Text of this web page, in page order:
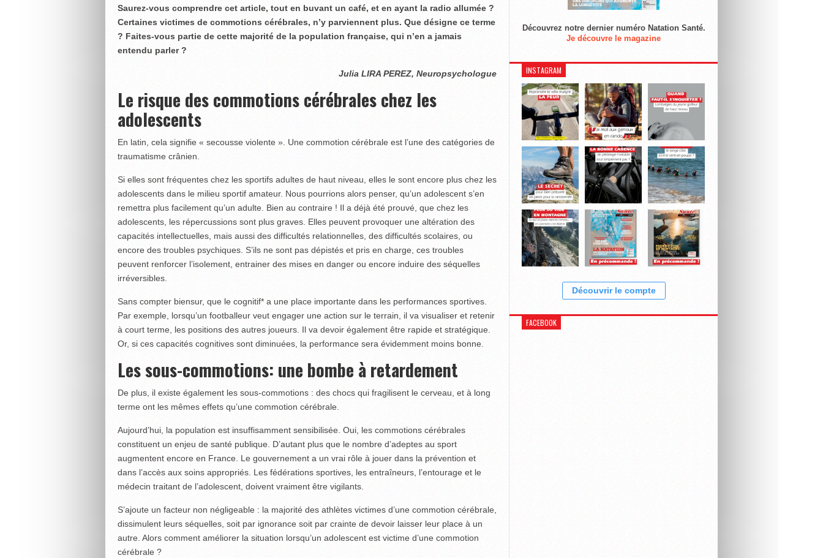
Saurez-vous comprendre cet article, tout en buvant un café, et en ayant la radio allumée ?
Certaines victimes de commotions cérébrales, n’y parviennent plus. Que désigne ce terme
? Faites-vous partie de cette majorité de la population française, qui n’en a jamais
entendu parler ?
Julia LIRA PEREZ, Neuropsychologue
Le risque des commotions cérébrales chez les
adolescents
En latin, cela signifie « secousse violente ». Une commotion cérébrale est l’une des catégories de
traumatisme crânien.
Si elles sont fréquentes chez les sportifs adultes de haut niveau, elles le sont encore plus chez les
adolescents dans le milieu sportif amateur. Nous pourrions alors penser, qu’un adolescent s’en
remettra plus facilement qu’un adulte. Bien au contraire ! Il a déjà été prouvé, que chez les
adolescents, les répercussions sont plus graves. Elles peuvent provoquer une altération des
capacités intellectuelles, mais aussi des difficultés relationnelles, des difficultés scolaires, ou
encore des troubles psychiques. S’ils ne sont pas dépistés et pris en charge, ces troubles
peuvent renforcer l’isolement, entrainer des mises en danger ou encore induire des séquelles
irréversibles.
Sans compter biensur, que le cognitif* a une place importante dans les performances sportives.
Par exemple, lorsqu’un footballeur veut engager une action sur le terrain, il va visualiser et retenir
à court terme, les positions des autres joueurs. Il va devoir également être rapide et stratégique.
Or, si ces capacités cognitives sont diminuées, la performance sera évidemment moins bonne.
Les sous-commotions: une bombe à retardement
De plus, il existe également les sous-commotions : des chocs qui fragilisent le cerveau, et à long
terme ont les mêmes effets qu’une commotion cérébrale.
Aujourd’hui, la population est insuffisamment sensibilisée. Oui, les commotions cérébrales
constituent un enjeu de santé publique. D’autant plus que le nombre d’adeptes au sport
augmentent encore en France. Le gouvernement a un vrai rôle à jouer dans la prévention et
dans l’accès aux soins appropriés. Les fédérations sportives, les entraîneurs, l’entourage et le
médecin traitant de l’adolescent, doivent vraiment être vigilants.
S’ajoute un facteur non négligeable : la majorité des athlètes victimes d’une commotion cérébrale,
dissimulent leurs séquelles, soit par ignorance soit par crainte de devoir laisser leur place à un
autre. Alors comment améliorer la situation lorsqu’un adolescent est victime d’une commotion
cérébrale ?
Découvrez notre dernier numéro Natation Santé.
Je découvre le magazine
INSTAGRAM
Découvrir le compte
FACEBOOK